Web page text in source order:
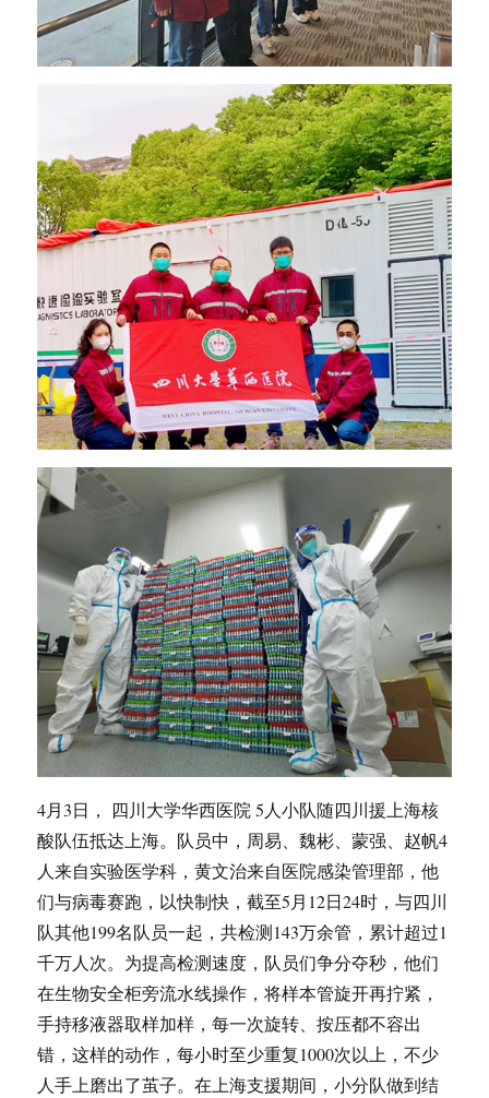
4月3日， 四川大学华西医院 5人小队随四川援上海核
酸队伍抵达上海。队员中，周易、魏彬、蒙强、赵帆4
人来自实验医学科，黄文治来自医院感染管理部，他
们与病毒赛跑，以快制快，截至5月12日24时，与四川
队其他199名队员一起，共检测143万余管，累计超过1
千万人次。为提高检测速度，队员们争分夺秒，他们
在生物安全柜旁流水线操作，将样本管旋开再拧紧，
手持移液器取样加样，每一次旋转、按压都不容出
错，这样的动作，每小时至少重复1000次以上，不少
人手上磨出了茧子。在上海支援期间，小分队做到结